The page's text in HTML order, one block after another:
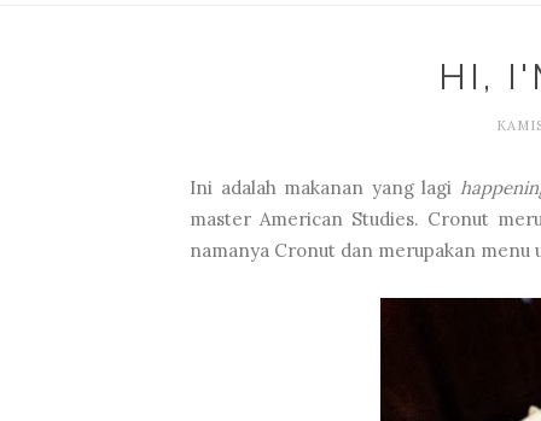
HI,
Ini adalah makanan yang lagi
master American Studies. Cronut
namanya Cronut dan merupakan